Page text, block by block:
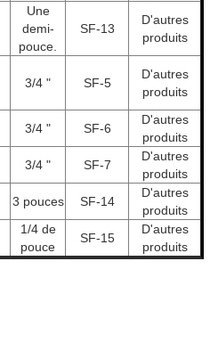
Une
demi-
pouce.
SF-13
D'autres
produits
3/4 " SF-5
D'autres
produits
3/4 " SF-6
D'autres
produits
3/4 " SF-7
D'autres
produits
3 pouces SF-14
D'autres
produits
1/4 de
pouce
SF-15
D'autres
produits